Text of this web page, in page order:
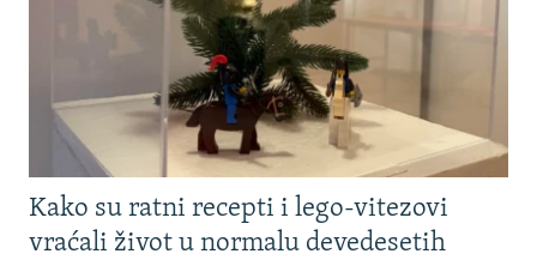
Kako su ratni recepti i lego-vitezovi
vraćali život u normalu devedesetih